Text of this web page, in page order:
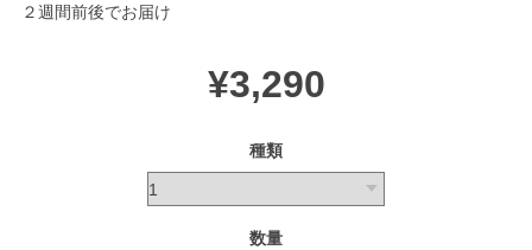
２週間前後でお届け
¥3,290
種類
数量